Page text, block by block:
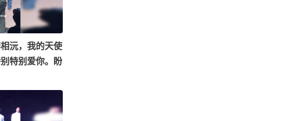
相沅，我的天使
特别爱你。盼
定会努力离你
心就潮了